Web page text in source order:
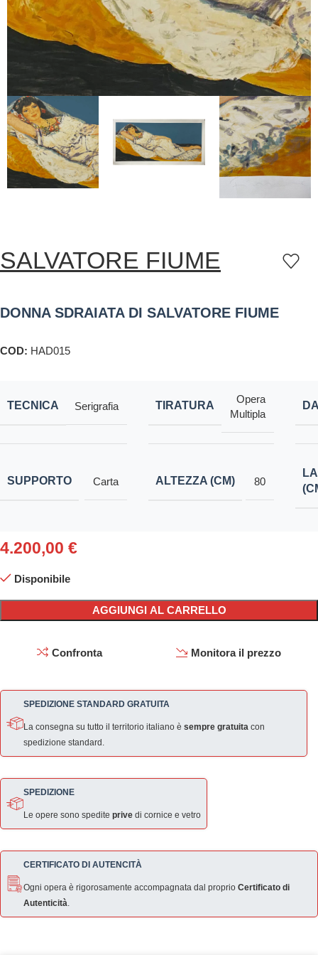
SALVATORE FIUME
DONNA SDRAIATA DI SALVATORE FIUME
COD: HAD015
TECNICA Serigrafia TIRATURA
Opera
Multipla
SUPPORTO Carta ALTEZZA (CM) 80
4.200,00 €
Disponibile
AGGIUNGI AL CARRELLO
Confronta Monitora il prezzo
SPEDIZIONE STANDARD GRATUITA
La consegna su tutto il territorio italiano è sempre gratuita con
spedizione standard.
SPEDIZIONE
Le opere sono spedite prive di cornice e vetro
CERTIFICATO DI AUTENCITÀ
Ogni opera è rigorosamente accompagnata dal proprio Certificato di
Autenticità.